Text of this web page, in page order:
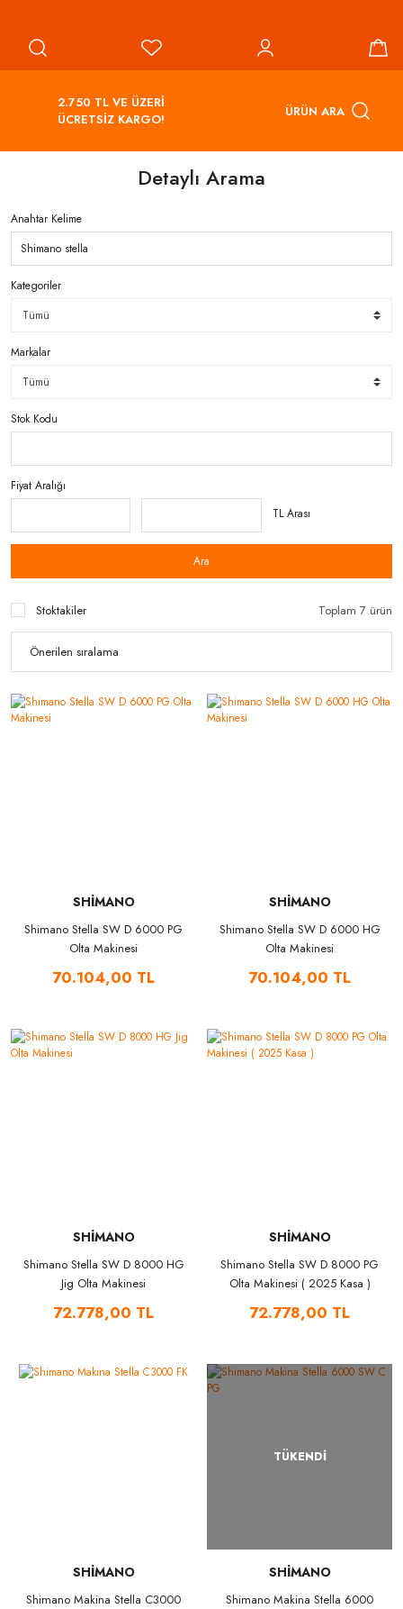
2.750 TL VE ÜZERİ
ÜCRETSİZ KARGO!
ÜRÜN ARA
Detaylı Arama
Anahtar Kelime
Kategoriler
Markalar
Stok Kodu
Fiyat Aralığı
TL Arası
Ara
Stoktakiler Toplam 7 ürün
SHİMANO
Shimano Stella SW D 6000 PG
Olta Makinesi
70.104,00 TL
SHİMANO
Shimano Stella SW D 6000 HG
Olta Makinesi
70.104,00 TL
SHİMANO
Shimano Stella SW D 8000 HG
Jig Olta Makinesi
72.778,00 TL
SHİMANO
Shimano Stella SW D 8000 PG
Olta Makinesi ( 2025 Kasa )
72.778,00 TL
SHİMANO
Shimano Makina Stella C3000
TÜKENDİ
SHİMANO
Shimano Makina Stella 6000